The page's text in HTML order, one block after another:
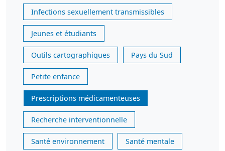
Infections sexuellement transmissibles
Jeunes et étudiants
Outils cartographiques Pays du Sud
Petite enfance
Prescriptions médicamenteuses
Recherche interventionnelle
Santé environnement Santé mentale